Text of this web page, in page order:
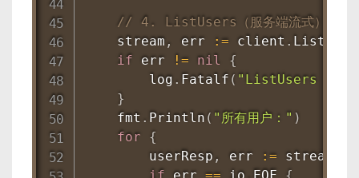
// 4. ListUsers（服务端流式）
    stream
, err := client .
if err != nil
{
        log
. Fatalf ( "ListUsers 失败
}
    fmt
. Println ( "所有用户：" )
for
{
        userResp
, err := stream